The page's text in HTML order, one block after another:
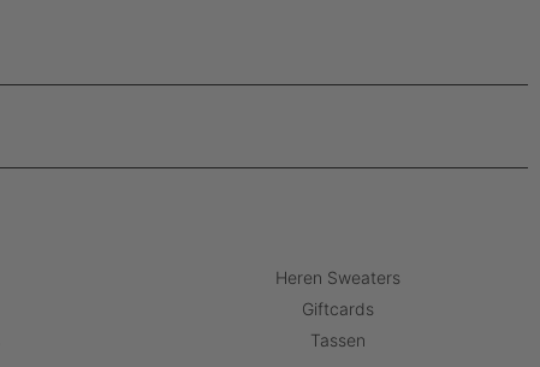
Heren Sweaters
Giftcards
Tassen